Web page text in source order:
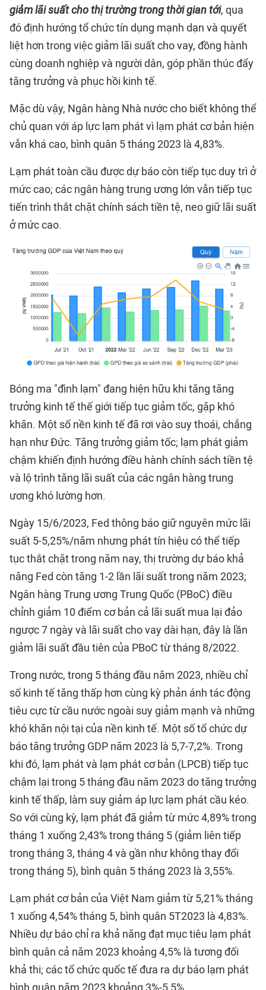
giảm lãi suất cho thị trường trong thời gian tới, qua
đó định hướng tổ chức tín dụng mạnh dạn và quyết
liệt hơn trong việc giảm lãi suất cho vay, đồng hành
cùng doanh nghiệp và người dân, góp phần thúc đẩy
tăng trưởng và phục hồi kinh tế.
Mặc dù vậy, Ngân hàng Nhà nước cho biết không thể
chủ quan với áp lực lạm phát vì lạm phát cơ bản hiện
vẫn khá cao, bình quân 5 tháng 2023 là 4,83%.
Lạm phát toàn cầu được dự báo còn tiếp tục duy trì ở
mức cao; các ngân hàng trung ương lớn vẫn tiếp tục
tiến trình thắt chặt chính sách tiền tệ, neo giữ lãi suất
ở mức cao.
Bóng ma "đình lạm" đang hiện hữu khi tăng tăng
trưởng kinh tế thế giới tiếp tục giảm tốc, gặp khó
khăn. Một số nền kinh tế đã rơi vào suy thoái, chẳng
hạn như Đức. Tăng trưởng giảm tốc; lạm phát giảm
chậm khiến định hướng điều hành chính sách tiền tệ
và lộ trình tăng lãi suất của các ngân hàng trung
ương khó lường hơn.
Ngày 15/6/2023, Fed thông báo giữ nguyên mức lãi
suất 5-5,25%/năm nhưng phát tín hiệu có thể tiếp
tục thắt chặt trong năm nay, thị trường dự báo khả
năng Fed còn tăng 1-2 lần lãi suất trong năm 2023;
Ngân hàng Trung ương Trung Quốc (PBoC) điều
chỉnh giảm 10 điểm cơ bản cả lãi suất mua lại đảo
ngược 7 ngày và lãi suất cho vay dài hạn, đây là lần
giảm lãi suất đầu tiên của PBoC từ tháng 8/2022.
Trong nước, trong 5 tháng đầu năm 2023, nhiều chỉ
số kinh tế tăng thấp hơn cùng kỳ phản ánh tác động
tiêu cực từ cầu nước ngoài suy giảm mạnh và những
khó khăn nội tại của nền kinh tế. Một số tổ chức dự
báo tăng trưởng GDP năm 2023 là 5,7-7,2%. Trong
khi đó, lạm phát và lạm phát cơ bản (LPCB) tiếp tục
chậm lại trong 5 tháng đầu năm 2023 do tăng trưởng
kinh tế thấp, làm suy giảm áp lực lạm phát cầu kéo.
So với cùng kỳ, lạm phát đã giảm từ mức 4,89% trong
tháng 1 xuống 2,43% trong tháng 5 (giảm liên tiếp
trong tháng 3, tháng 4 và gần như không thay đổi
trong tháng 5), bình quân 5 tháng 2023 là 3,55%.
Lạm phát cơ bản của Việt Nam giảm từ 5,21% tháng
1 xuống 4,54% tháng 5, bình quân 5T2023 là 4,83%.
Nhiều dự báo chỉ ra khả năng đạt mục tiêu lạm phát
bình quân cả năm 2023 khoảng 4,5% là tương đối
khả thi; các tổ chức quốc tế đưa ra dự báo lạm phát